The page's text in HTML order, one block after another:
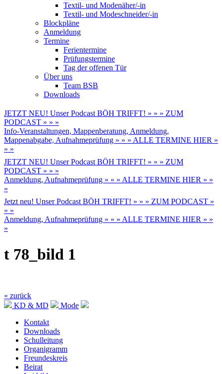
Textil- und Modenäher/-in
Textil- und Modeschneider/-in
Blockpläne
Anmeldung
Termine
Ferientermine
Prüfungstermine
Tag der offenen Tür
Über uns
Team BSB
Downloads
JETZT NEU! Unser Podcast BÖH TRIFFT! » » » ZUM
PODCAST » » »
Info-Veranstaltungen, Mappenberatung, Anmeldung,
Mappenabgabe, Aufnahmeprüfung » » » ALLE TERMINE HIER »
» »
JETZT NEU! Unser Podcast BÖH TRIFFT! » » » ZUM
PODCAST » » »
Anmeldung, Aufnahmeprüfung » » » ALLE TERMINE HIER » »
»
Jetzt neu! Unser Podcast BÖH TRIFFT! » » » ZUM PODCAST »
» »
Anmeldung, Aufnahmeprüfung » » » ALLE TERMINE HIER » »
»
t 78_bild 1
« zurück
KD & MD
Mode
Kontakt
Downloads
Schulleitung
Organigramm
Freundeskreis
Beirat